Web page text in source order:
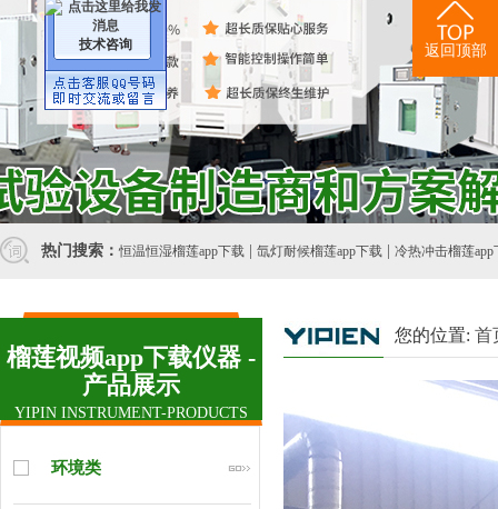
热门搜索：恒温恒湿榴莲app下载 氙灯耐候榴莲app下载 冷热冲击榴莲app
榴莲视频app下载仪器 -
产品展示
YIPIN INSTRUMENT-PRODUCTS
环境类
您的位置: 首
返回顶部
技术咨询